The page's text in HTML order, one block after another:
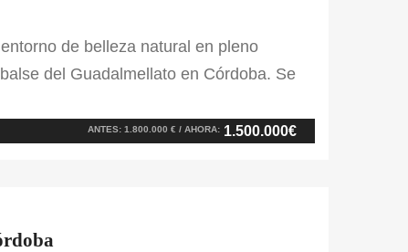
de belleza natural en pleno
del Guadalmellato en Córdoba. Se
170 ha. la propiedad ofrece privacidad
ANTES: 1.800.000 € / AHORA: 1.500.000€